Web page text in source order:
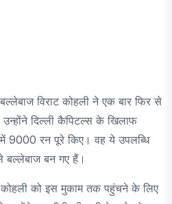
विराट कोहली ने एक बार फिर से
दिल्ली कैपिटल्स के खिलाफ
9000 रन पूरे किए। वह ये उपलब्धि
बल्लेबाज बन गए हैं।
को इस मुकाम तक पहुंचने के लिए